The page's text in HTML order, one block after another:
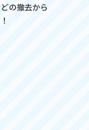
の撤去から